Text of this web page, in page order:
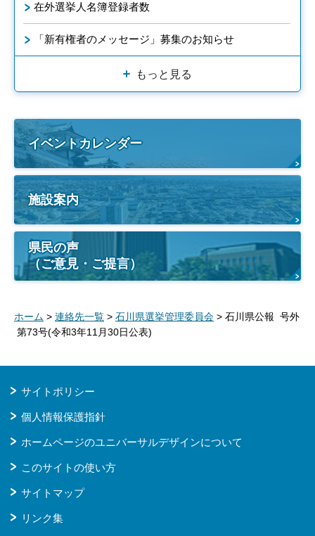
在外選挙人名簿登録者数
「新有権者のメッセージ」募集のお知らせ
もっと見る
イベントカレンダー
施設案内
県民の声
（ご意見・ご提言）
ホーム > 連絡先一覧 > 石川県選挙管理委員会 > 石川県公報 号外
第73号(令和3年11月30日公表)
サイトポリシー
個人情報保護指針
ホームページのユニバーサルデザインについて
このサイトの使い方
サイトマップ
リンク集